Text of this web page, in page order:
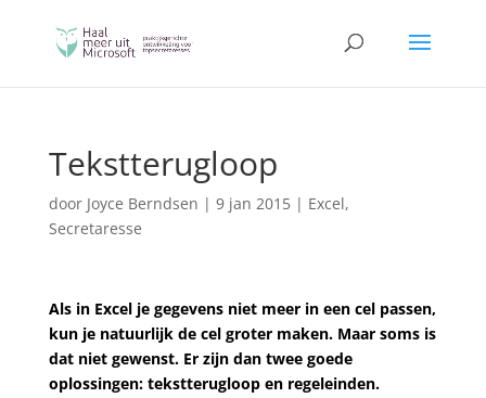
Tekstterugloop
door Joyce Berndsen | 9 jan 2015| Excel,
Secretaresse
Als in Excel je gegevens niet meer in een cel passen,
kun je natuurlijk de cel groter maken. Maar soms is
dat niet gewenst. Er zijn dan twee goede
oplossingen: tekstterugloop en regeleinden.